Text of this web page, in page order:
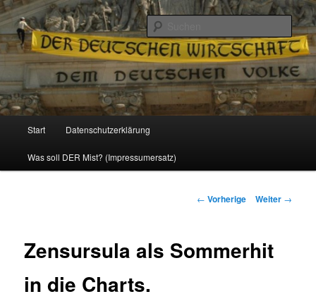
Reizzentrum
Politik, Wirtschaft, Soziales und Gesellschaft
Zum
Inhalt
Start Datenschutzerklärung
Was soll DER Mist? (Impressumersatz)
Beitrags-
← Vorherige Weiter →
Zensursula als Sommerhit
in die Charts.